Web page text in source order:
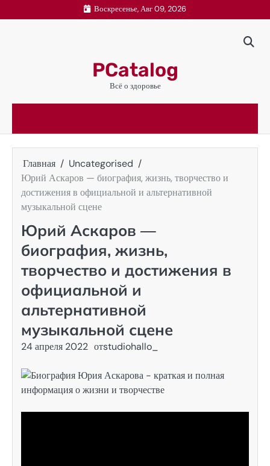
к
Воскресенье, Авг 09, 2026
PCatalog
Всё о здоровье
Главная
Uncategorised
Юрий Аскаров — биография, жизнь, творчество и
достижения в официальной и альтернативной
музыкальной сцене
Юрий Аскаров —
биография, жизнь,
творчество и достижения в
официальной и
альтернативной
музыкальной сцене
24 апреля 2022 отstudiohallo_